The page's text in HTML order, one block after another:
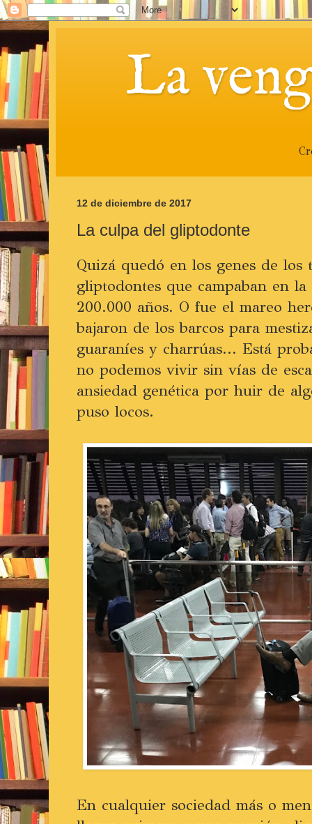
La
12 de diciembre de 2017
La culpa del gliptodonte
Quizá quedó en los genes de los
gliptodontes que campaban en
200.000 años. O fue el mareo
bajaron de los barcos para
guaraníes y charrúas... Está
no podemos vivir sin vías de
ansiedad genética por huir de
puso locos.
En cualquier sociedad más o